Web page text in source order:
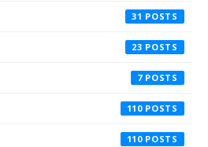
31
23
7
110
110